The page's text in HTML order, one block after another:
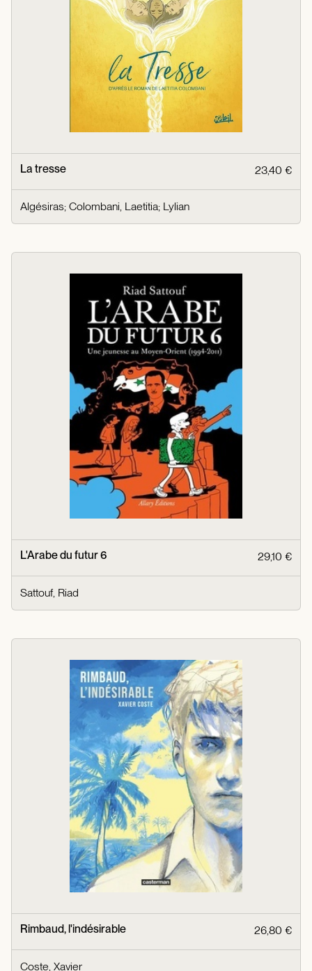
La tresse 23,40 €
Algésiras; Colombani, Laetitia; Lylian
L'Arabe du futur 6 29,10 €
Sattouf, Riad
Rimbaud, l'indésirable 26,80 €
Coste, Xavier